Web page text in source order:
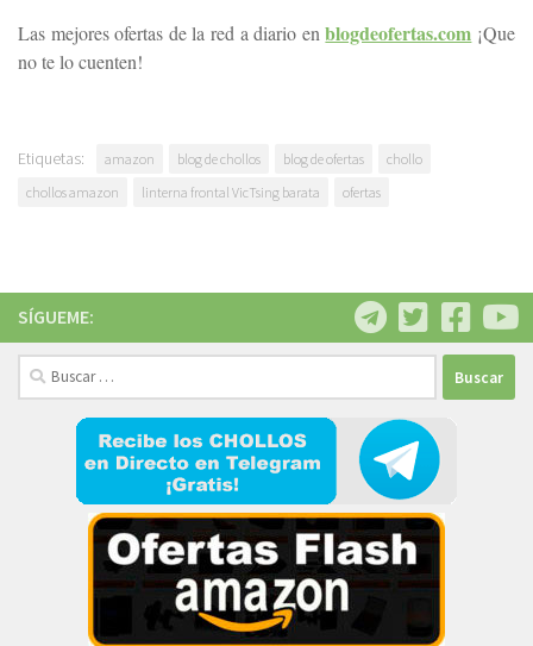
Las mejores ofertas de la red a diario enblogdeofertas.com ¡Que
no te lo cuenten!
Etiquetas: amazon blog de chollos blog de ofertas
chollo
chollos amazon
linterna frontal VicTsing barata ofertas
SÍGUEME:
Buscar: